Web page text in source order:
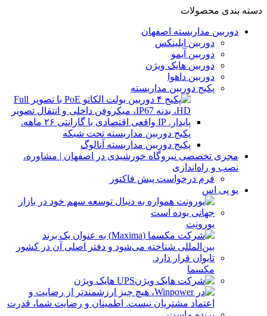
دسته بندی محصولات
دوربین مداربسته اصفهان
دوربین اپلینکس
دوربین آیمو
دوربین هایک ویژن
دوربین داهوا
پکیج دوربین مداربسته
پکیج دوربین مداربسته تحت شبکه
پکیج دوربین مداربسته آنالوگ
مجری تخصصی نیروگاه خورشیدی در اصفهان | مشاوره،
نصب و راه‌اندازی
فرم درخواست پیش فاکتور
یو پی اس
یورونِت
مکسما
UPS هایک ویژن